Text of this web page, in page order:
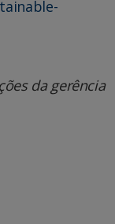
da gerência